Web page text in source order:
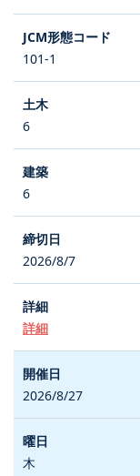
101-1
6
6
2026/8/7
詳細
2026/8/27
木